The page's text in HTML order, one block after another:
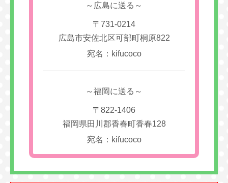
～広島に送る～
〒731-0214
広島市安佐北区可部町桐原822
宛名：kifucoco
～福岡に送る～
〒822-1406
福岡県田川郡香春町香春128
宛名：kifucoco